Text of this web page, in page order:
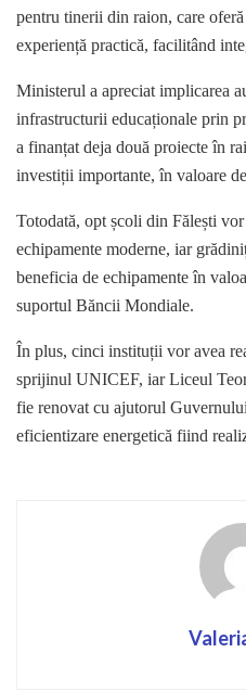
pentru tinerii din raion, care
experiență practică, facilitând
Ministerul a apreciat implicarea
infrastructurii educaționale prin
a finanțat deja două proiecte în
investiții importante, în valoare
Totodată, opt școli din Fălești
echipamente moderne, iar
beneficia de echipamente în
suportul Băncii Mondiale.
În plus, cinci instituții vor avea
sprijinul UNICEF, iar Liceul
fie renovat cu ajutorul
eficientizare energetică fiind